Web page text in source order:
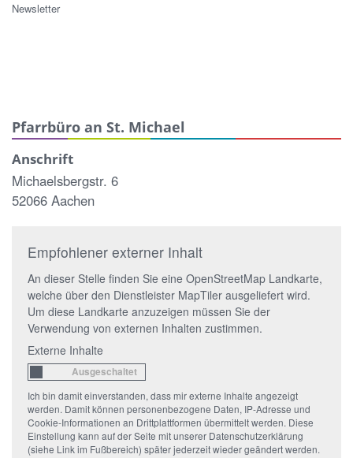
Newsletter
Pfarrbüro an St. Michael
Anschrift
Michaelsbergstr. 6
52066 Aachen
Empfohlener externer Inhalt
An dieser Stelle finden Sie eine OpenStreetMap Landkarte,
welche über den Dienstleister MapTiler ausgeliefert wird.
Um diese Landkarte anzuzeigen müssen Sie der
Verwendung von externen Inhalten zustimmen.
Externe Inhalte
Ich bin damit einverstanden, dass mir externe Inhalte angezeigt
werden. Damit können personenbezogene Daten, IP-Adresse und
Cookie-Informationen an Drittplattformen übermittelt werden. Diese
Einstellung kann auf der Seite mit unserer Datenschutzerklärung
(siehe Link im Fußbereich) später jederzeit wieder geändert werden.